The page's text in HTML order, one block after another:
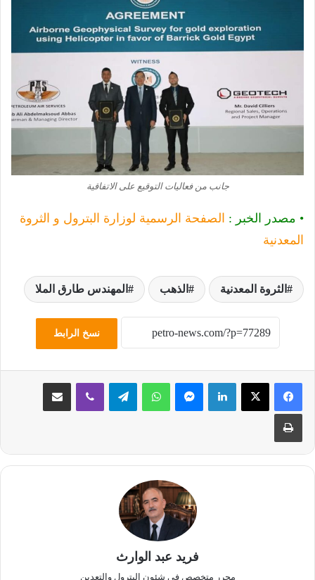
جانب من فعاليات التوقيع على الاتفاقية
• مصدر الخبر : الصفحة الرسمية لوزارة البترول و الثروة
المعدنية
الثروة المعدنية الذهب المهندس طارق الملا
نسخ الرابط
لينكدإن ماسنجر واتساب تيلقرام ڤايبر مشاركة عبر البريد
طباعة
فريد عبد الوارث
محرر متخصص في شئون البترول والتعدين